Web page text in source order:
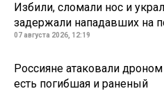
Избили, сломали нос и
задержали нападавших на
07 августа 2026, 12:19
Россияне атаковали
есть погибшая и раненый